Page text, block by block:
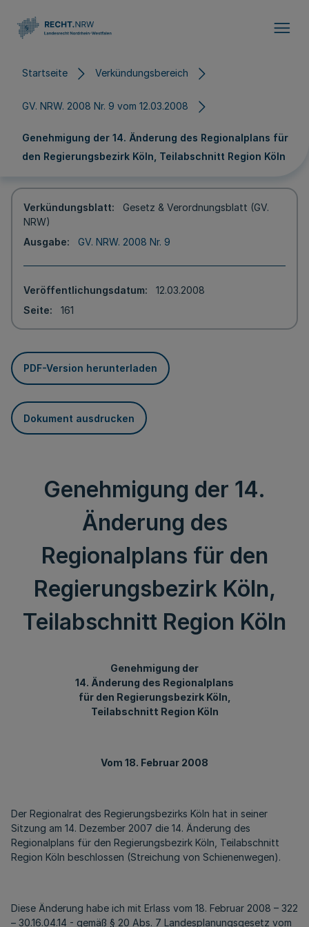
Startseite Verkündungsbereich
GV. NRW. 2008 Nr. 9 vom 12.03.2008
Genehmigung der 14. Änderung des Regionalplans für
den Regierungsbezirk Köln, Teilabschnitt Region Köln
Verkündungsblatt
Gesetz & Verordnungsblatt (GV.
NRW)
Ausgabe
GV. NRW. 2008 Nr. 9
Veröffentlichungsdatum
12.03.2008
Seite
161
PDF-Version herunterladen
Dokument ausdrucken
Genehmigung der 14.
Änderung des
Regionalplans für den
Regierungsbezirk Köln,
Teilabschnitt Region Köln
Genehmigung der
14. Änderung des Regionalplans
für den Regierungsbezirk Köln,
Teilabschnitt Region Köln
Vom 18. Februar 2008
Der Regionalrat des Regierungsbezirks Köln hat in seiner
Sitzung am 14. Dezember 2007 die 14. Änderung des
Regionalplans für den Regierungsbezirk Köln, Teilabschnitt
Region Köln beschlossen (Streichung von Schienenwegen).
Diese Änderung habe ich mit Erlass vom 18. Februar 2008 – 322
– 30.16.04.14 - gemäß § 20 Abs. 7 Landesplanungsgesetz vom